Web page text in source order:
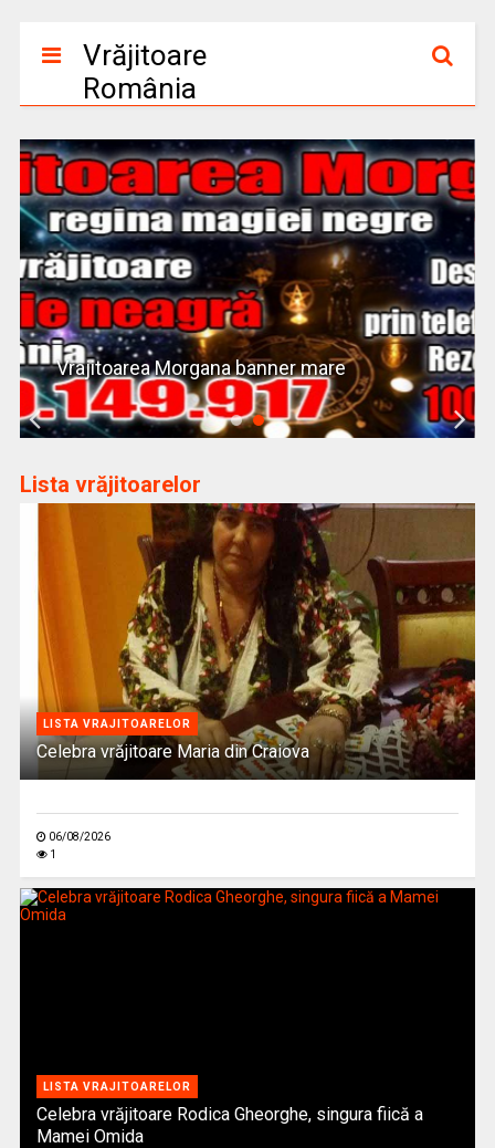
Vrăjitoare
România
Vrajitoarea Morgana banner mare
Lista vrăjitoarelor
LISTA VRAJITOARELOR
Celebra vrăjitoare Maria din Craiova
06/08/2026
1
LISTA VRAJITOARELOR
Celebra vrăjitoare Rodica Gheorghe, singura fiică a
Mamei Omida